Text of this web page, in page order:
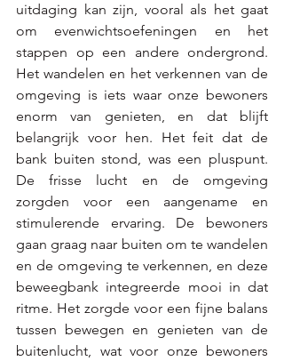
uitdaging kan zijn, vooral als het gaat
om evenwichtsoefeningen en het
stappen op een andere ondergrond.
Het wandelen en het verkennen van de
omgeving is iets waar onze bewoners
enorm van genieten, en dat blijft
belangrijk voor hen. Het feit dat de
bank buiten stond, was een pluspunt.
De frisse lucht en de omgeving
zorgden voor een aangename en
stimulerende ervaring. De bewoners
gaan graag naar buiten om te wandelen
en de omgeving te verkennen, en deze
beweegbank integreerde mooi in dat
ritme. Het zorgde voor een fijne balans
tussen bewegen en genieten van de
buitenlucht, wat voor onze bewoners